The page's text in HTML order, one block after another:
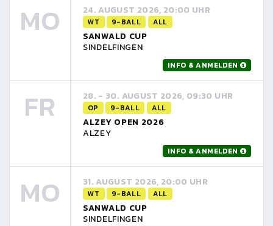
MO 24. AUGUST 2026, 20:00 UHR
WT 9-BALL ALL
SANWALD CUP
SINDELFINGEN
INFO & ANMELDEN
FR 28. - 30. AUGUST 2026, 09:30 UHR
OP 9-BALL ALL
ALZEY OPEN 2026
ALZEY
INFO & ANMELDEN
MO 31. AUGUST 2026, 20:00 UHR
WT 9-BALL ALL
SANWALD CUP
SINDELFINGEN